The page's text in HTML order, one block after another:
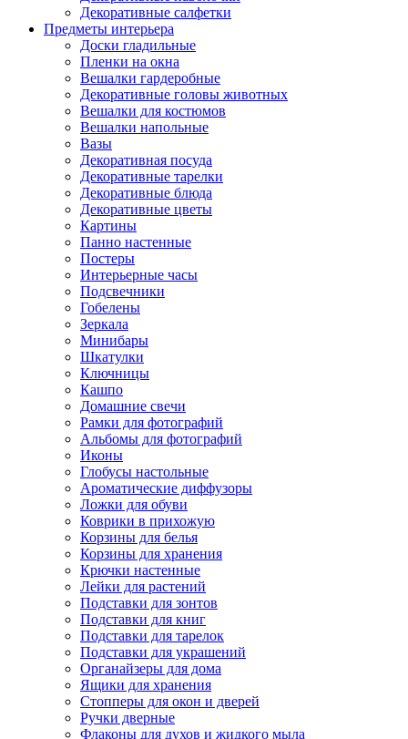
Декоративные салфетки
Предметы интерьера
Доски гладильные
Пленки на окна
Вешалки гардеробные
Декоративные головы животных
Вешалки для костюмов
Вешалки напольные
Вазы
Декоративная посуда
Декоративные тарелки
Декоративные блюда
Декоративные цветы
Картины
Панно настенные
Постеры
Интерьерные часы
Подсвечники
Гобелены
Зеркала
Минибары
Шкатулки
Ключницы
Кашпо
Домашние свечи
Рамки для фотографий
Альбомы для фотографий
Иконы
Глобусы настольные
Ароматические диффузоры
Ложки для обуви
Коврики в прихожую
Корзины для белья
Корзины для хранения
Крючки настенные
Лейки для растений
Подставки для зонтов
Подставки для книг
Подставки для тарелок
Подставки для украшений
Органайзеры для дома
Ящики для хранения
Стопперы для окон и дверей
Ручки дверные
Флаконы для духов и жидкого мыла